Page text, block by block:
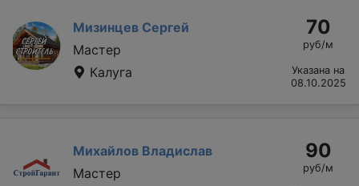
Мизинцев Сергей
Мастер
Калуга
70
руб/м
Указана на
08.10.2025
Михайлов Владислав
Мастер
90
руб/м